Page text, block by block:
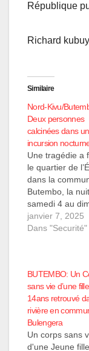
République
Richard
Similaire
Nord-Kivu/
Deux personnes
calcinées dans
incursion
Une tragédie a
le quartier de
dans la
Butembo, la
samedi 4 au
5 janvier 2025.
personnes, Alain
Maboko Lucie,
deux ans, ont
retrouvées
dans leur
incendiée par…
janvier 7, 2025
Dans "Securité"
BUTEMBO: Un
sans vie d’une
14ans retrouvé
rivière en
Bulengera
Un corps sans
d'une Jeune fille